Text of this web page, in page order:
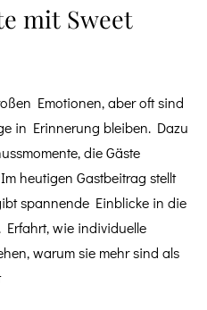
mit Sweet
Emotionen, aber oft sind
in Erinnerung bleiben. Dazu
die Gäste
heutigen Gastbeitrag stellt
spannende Einblicke in die
wie individuelle
warum sie mehr sind als